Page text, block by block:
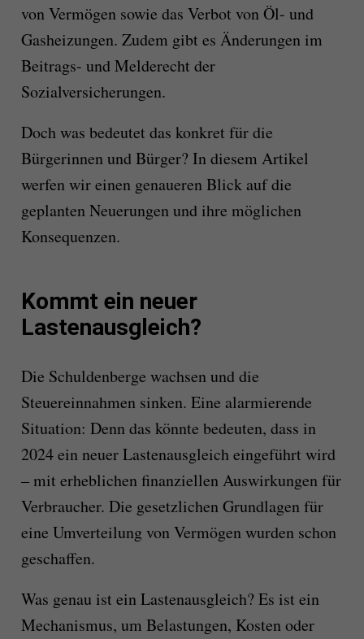
von Vermögen sowie das Verbot von Öl- und
Gasheizungen. Zudem gibt es Änderungen im
Beitrags- und Melderecht der
Sozialversicherungen.
Doch was bedeutet das konkret für die
Bürgerinnen und Bürger? In diesem Artikel
werfen wir einen genaueren Blick auf die
geplanten Neuerungen und ihre möglichen
Konsequenzen.
Kommt ein neuer
Lastenausgleich?
Die Schuldenberge wachsen und die
Steuereinnahmen sinken. Eine alarmierende
Situation: Denn das könnte bedeuten, dass in
2024 ein neuer Lastenausgleich eingeführt wird
– mit erheblichen finanziellen Auswirkungen für
Verbraucher. Die gesetzlichen Grundlagen für
eine Umverteilung von Vermögen wurden schon
geschaffen.
Was genau ist ein Lastenausgleich? Es ist ein
Mechanismus, um Belastungen, Kosten oder